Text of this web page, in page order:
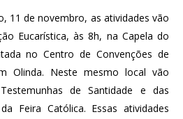
11 de novembro, as atividades vão
Eucarística, às 8h, na Capela do
no Centro de Convenções de
Olinda. Neste mesmo local vão
de Santidade e das
Feira Católica. Essas atividades